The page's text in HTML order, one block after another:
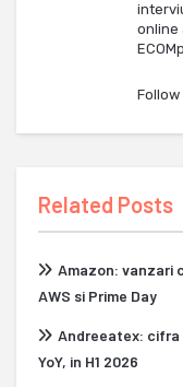
online
Follow
Related Posts
Amazon: vanzari
AWS si Prime Day
Andreeatex: cifra
YoY, in H1 2026